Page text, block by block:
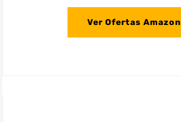
Ver Ofertas Amazon